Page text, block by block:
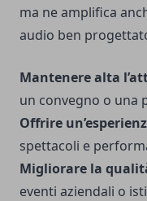
ma ne amplifica
audio ben
Mantenere alta
un convegno o una
Offrire
spettacoli e
Migliorare la
eventi aziendali o